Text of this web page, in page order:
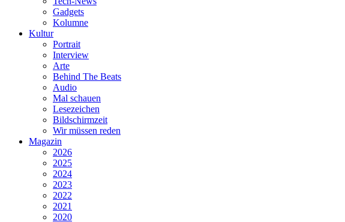
Gadgets
Kolumne
Kultur
Portrait
Interview
Arte
Behind The Beats
Audio
Mal schauen
Lesezeichen
Bildschirmzeit
Wir müssen reden
Magazin
2026
2025
2024
2023
2022
2021
2020